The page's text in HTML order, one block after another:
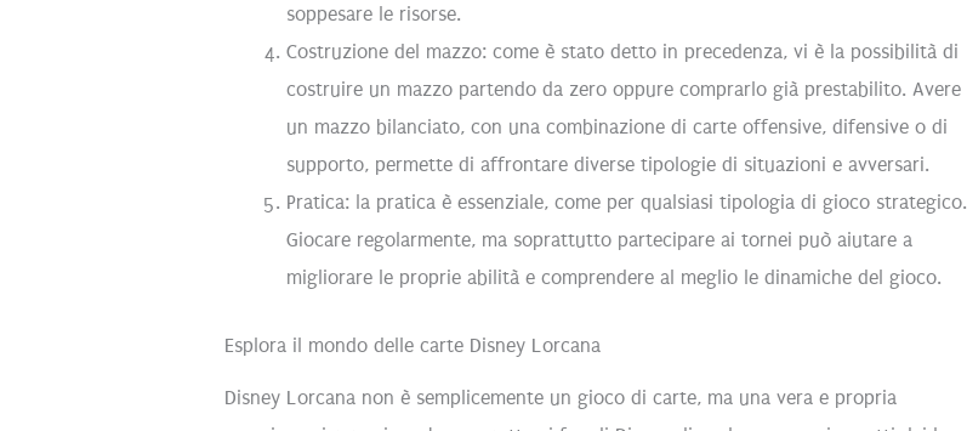
soppesare le risorse.
Costruzione del mazzo: come è stato detto in precedenza, vi è la possibilità di
costruire un mazzo partendo da zero oppure comprarlo già prestabilito. Avere
un mazzo bilanciato, con una combinazione di carte offensive, difensive o di
supporto, permette di affrontare diverse tipologie di situazioni e avversari.
Pratica: la pratica è essenziale, come per qualsiasi tipologia di gioco strategico.
Giocare regolarmente, ma soprattutto partecipare ai tornei può aiutare a
migliorare le proprie abilità e comprendere al meglio le dinamiche del gioco.
Esplora il mondo delle carte Disney Lorcana
Disney Lorcana non è semplicemente un gioco di carte, ma una vera e propria